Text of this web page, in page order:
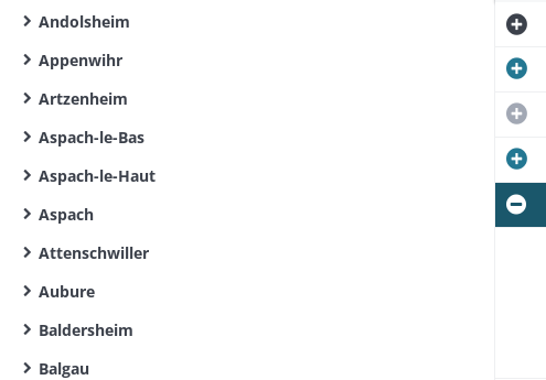
Andolsheim
Appenwihr
Artzenheim
Aspach-le-Bas
Aspach-le-Haut
Aspach
Attenschwiller
Aubure
Baldersheim
Balgau